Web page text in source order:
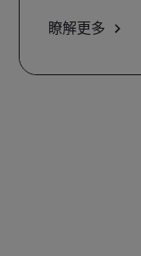
瞭解更多